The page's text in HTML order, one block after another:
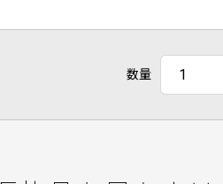
数量